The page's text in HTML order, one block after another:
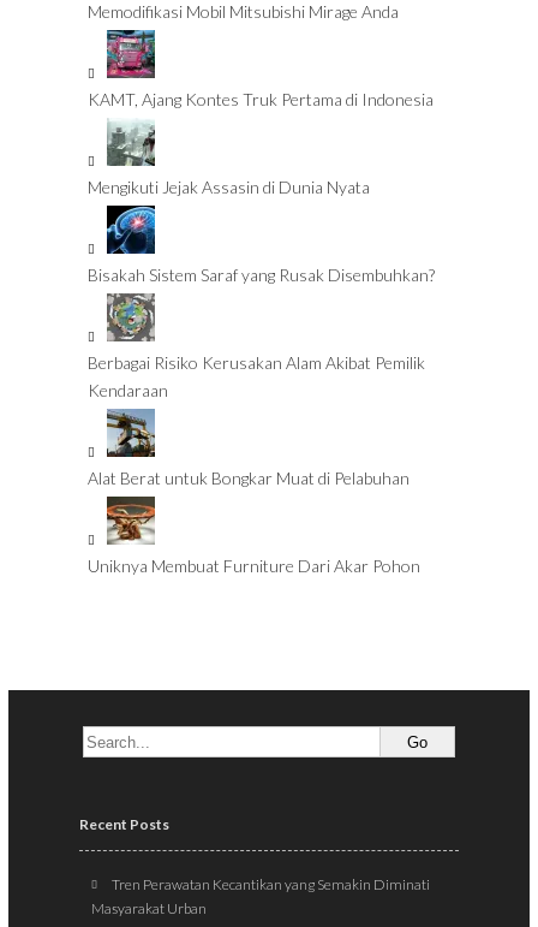
Memodifikasi Mobil Mitsubishi Mirage Anda
KAMT, Ajang Kontes Truk Pertama di Indonesia
Mengikuti Jejak Assasin di Dunia Nyata
Bisakah Sistem Saraf yang Rusak Disembuhkan?
Berbagai Risiko Kerusakan Alam Akibat Pemilik
Kendaraan
Alat Berat untuk Bongkar Muat di Pelabuhan
Uniknya Membuat Furniture Dari Akar Pohon
Recent Posts
Tren Perawatan Kecantikan yang Semakin Diminati
Masyarakat Urban